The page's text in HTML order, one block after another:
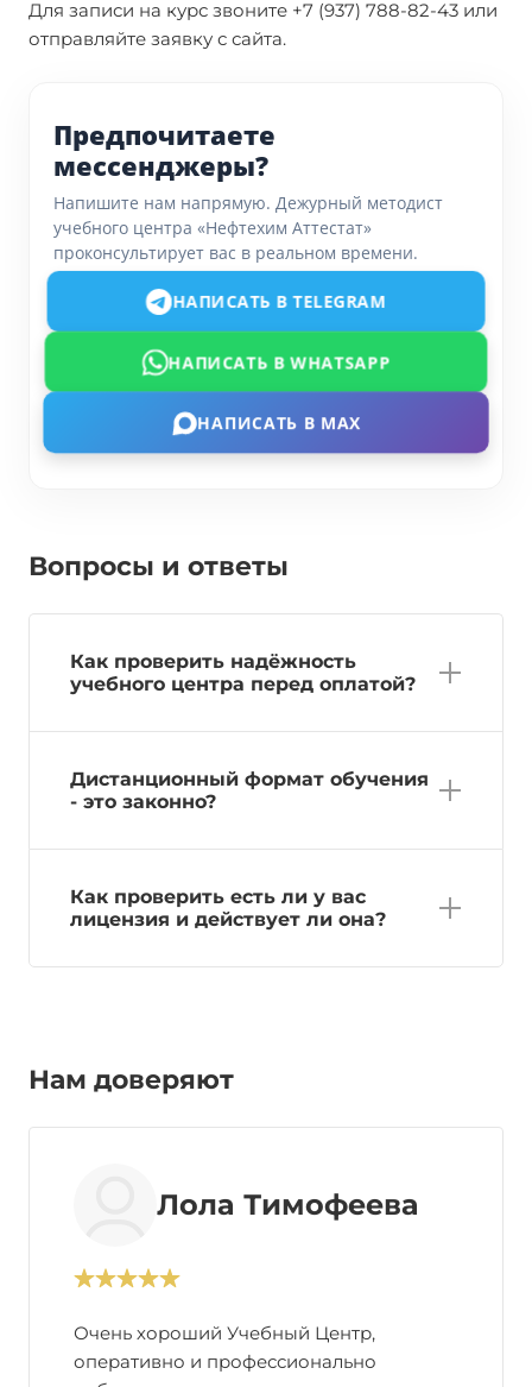
Для записи на курс звоните +7 (937) 788-82-43 или
отправляйте заявку с сайта.
Предпочитаете
мессенджеры?
Напишите нам напрямую. Дежурный методист
учебного центра «Нефтехим Аттестат»
проконсультирует вас в реальном времени.
НАПИСАТЬ В TELEGRAM
НАПИСАТЬ В WHATSAPP
НАПИСАТЬ В MAX
Вопросы и ответы
Как проверить надёжность
учебного центра перед оплатой?
Дистанционный формат обучения
- это законно?
Как проверить есть ли у вас
лицензия и действует ли она?
Нам доверяют
Лола Тимофеева
Очень хороший Учебный Центр,
оперативно и профессионально